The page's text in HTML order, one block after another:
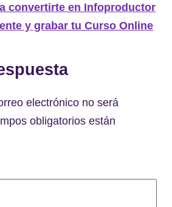
convertirte en Infoproductor
y grabar tu Curso Online
electrónico no será
obligatorios están